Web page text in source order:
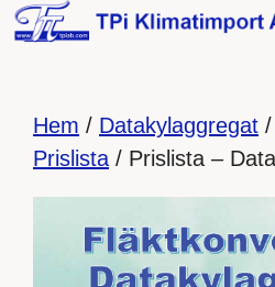
Hem / Datakylaggregat /
Prislista / Prislista –